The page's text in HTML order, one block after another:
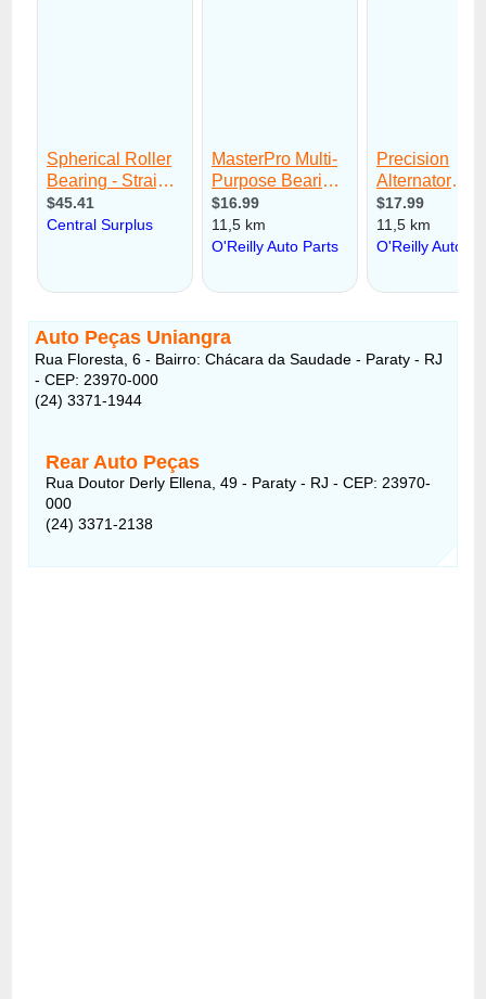
Auto Peças Uniangra
Rua Floresta, 6 - Bairro: Chácara da Saudade - Paraty - RJ
- CEP: 23970-000
(24) 3371-1944
Rear Auto Peças
Rua Doutor Derly Ellena, 49 - Paraty - RJ - CEP: 23970-
000
(24) 3371-2138